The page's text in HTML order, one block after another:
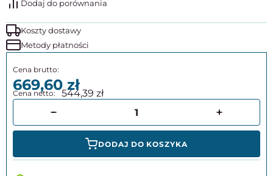
Koszty dostawy
Metody płatności
669,60544,39
DODAJ DO KOSZYKA